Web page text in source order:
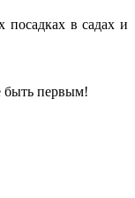
в садах и
быть первым!